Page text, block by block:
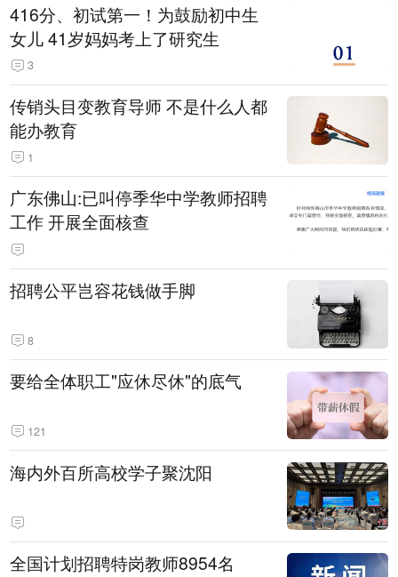
416分、初试第一！为鼓励初中生
女儿 41岁妈妈考上了研究生
3
传销头目变教育导师 不是什么人都
能办教育
1
广东佛山:已叫停季华中学教师招聘
工作 开展全面核查
招聘公平岂容花钱做手脚
8
要给全体职工"应休尽休"的底气
121
海内外百所高校学子聚沈阳
全国计划招聘特岗教师8954名